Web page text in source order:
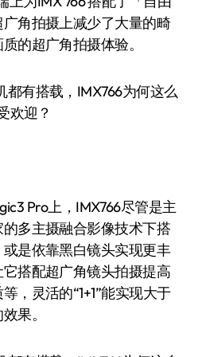
角拍摄上减少了大量的畸
的超广角拍摄体验。
Pro上，IMX766尽管是主
多主摄融合影像技术下搭
是依靠黑白镜头实现更丰
搭配超广角镜头拍摄提高
，灵活的“1+1”能实现大于
果。